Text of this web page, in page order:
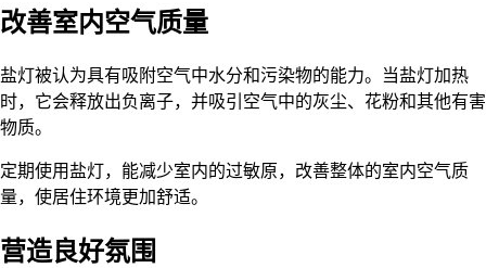
改善室内空气质量
盐灯被认为具有吸附空气中水分和污染物的能力。当盐灯加热
时，它会释放出负离子，并吸引空气中的灰尘、花粉和其他有害
物质。
定期使用盐灯，能减少室内的过敏原，改善整体的室内空气质
量，使居住环境更加舒适。
营造良好氛围